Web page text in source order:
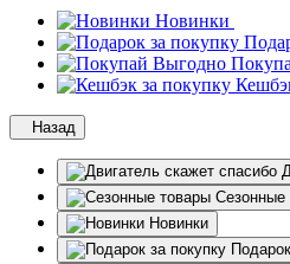
Новинки
Назад
Сезонные
Новинки